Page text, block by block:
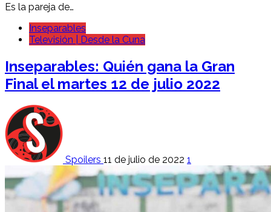
Es la pareja de…
Inseparables
Televisión | Desde la Cuna
Inseparables: Quién gana la Gran
Final el martes 12 de julio 2022
Spoilers 11 de julio de 2022 1